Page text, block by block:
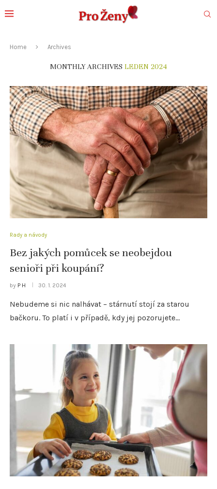
Home Archives
MONTHLY ARCHIVES LEDEN 2024
Rady a návody
Bez jakých pomůcek se neobejdou
senioři při koupání?
by P H 30. 1. 2024
Nebudeme si nic nalhávat – stárnutí stojí za starou
bačkoru. To platí i v případě, kdy jej pozorujete…